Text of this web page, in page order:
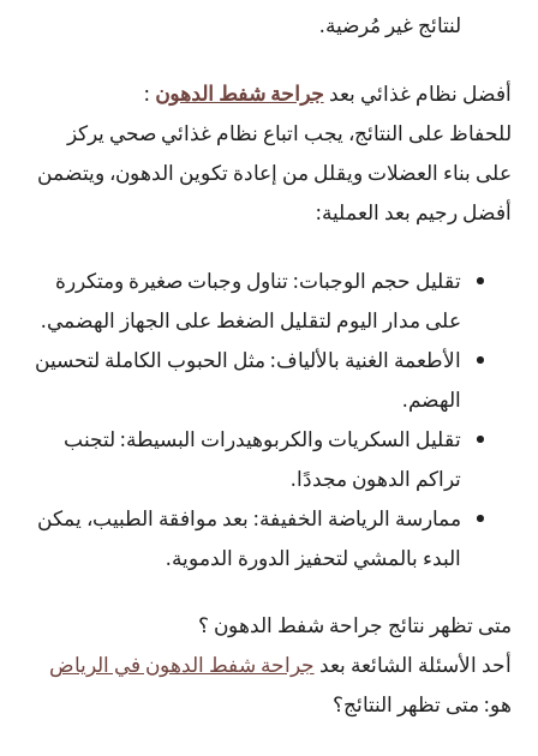
لنتائج غير مُرضية.
أفضل نظام غذائي بعد جراحة شفط الدهون :
للحفاظ على النتائج، يجب اتباع نظام غذائي صحي يركز
على بناء العضلات ويقلل من إعادة تكوين الدهون، ويتضمن
أفضل رجيم بعد العملية:
تقليل حجم الوجبات: تناول وجبات صغيرة ومتكررة
على مدار اليوم لتقليل الضغط على الجهاز الهضمي.
الأطعمة الغنية بالألياف: مثل الحبوب الكاملة لتحسين
الهضم.
تقليل السكريات والكربوهيدرات البسيطة: لتجنب
تراكم الدهون مجددًا.
ممارسة الرياضة الخفيفة: بعد موافقة الطبيب، يمكن
البدء بالمشي لتحفيز الدورة الدموية.
متى تظهر نتائج جراحة شفط الدهون ؟
أحد الأسئلة الشائعة بعد جراحة شفط الدهون في الرياض
هو: متى تظهر النتائج؟